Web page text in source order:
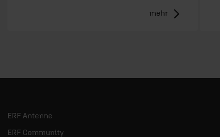
mehr
ERF Antenne
ERF Community